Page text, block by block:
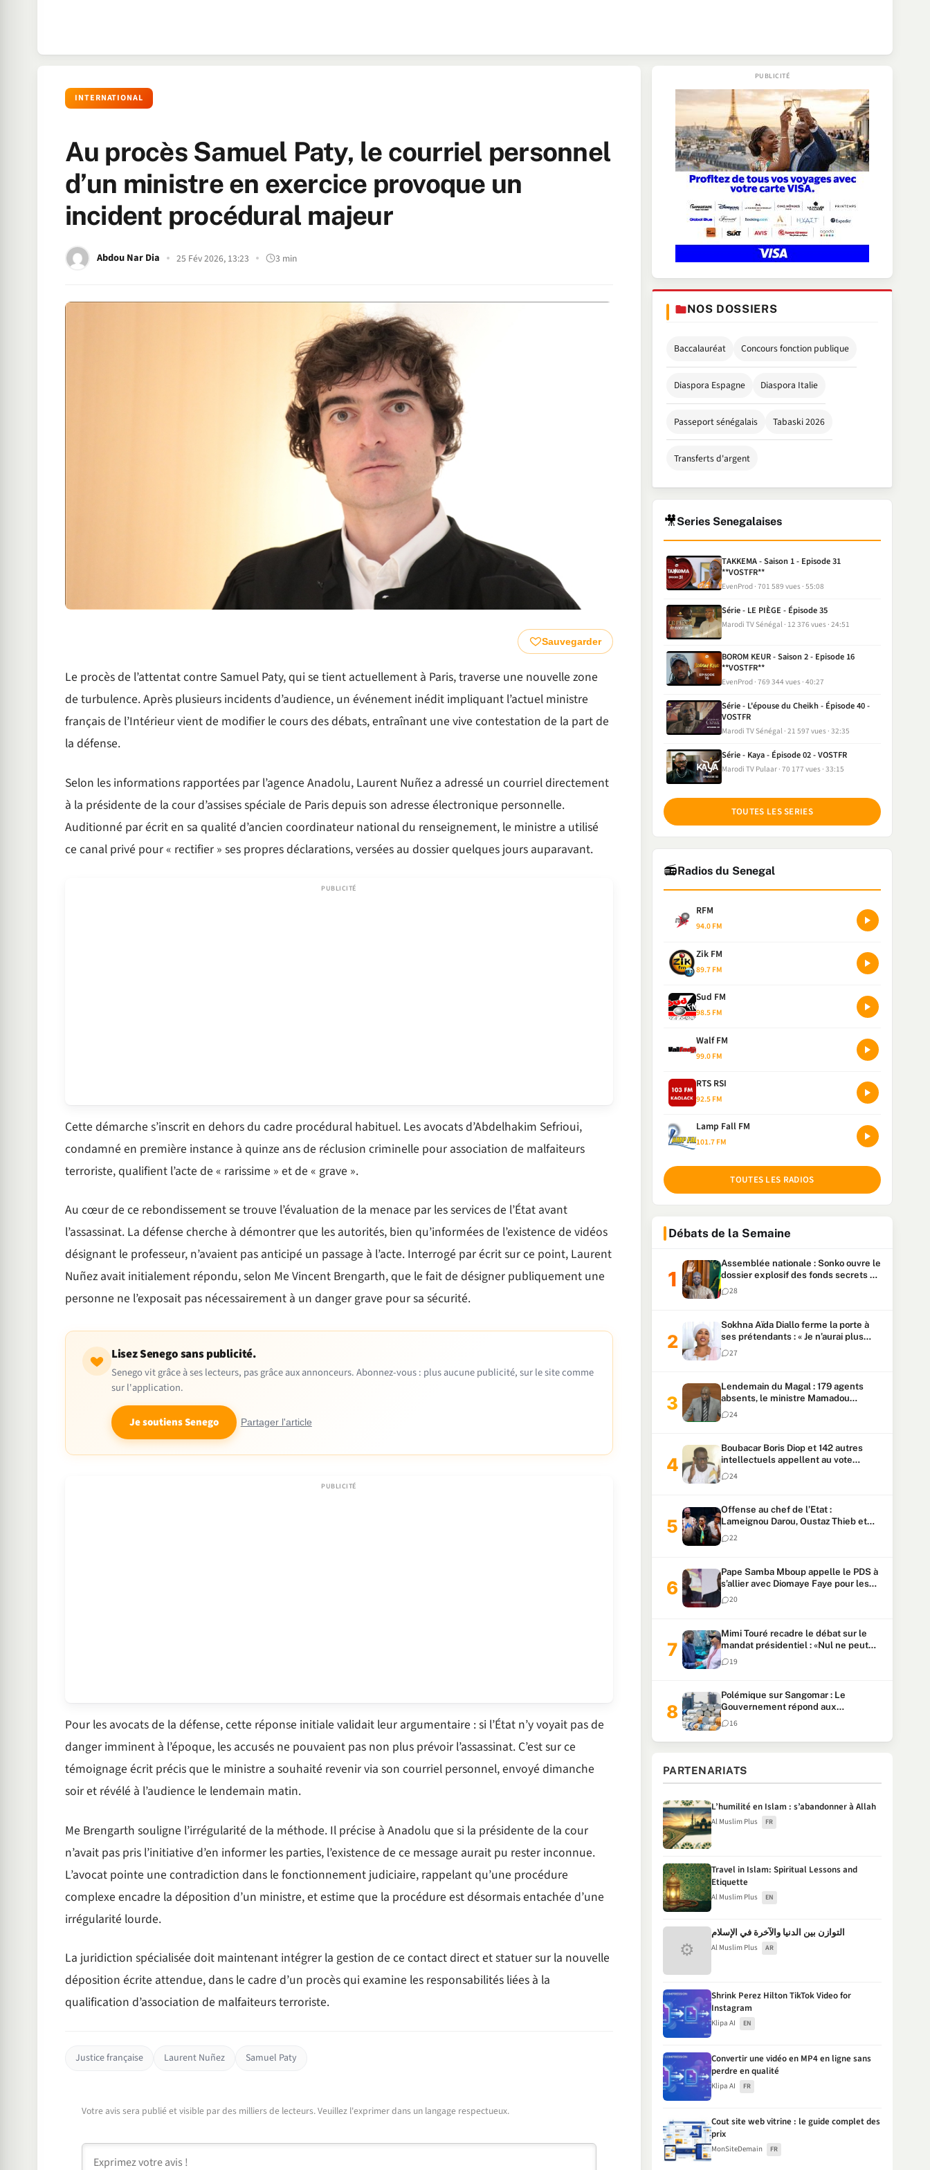
INTERNATIONAL
Au procès Samuel Paty, le courriel personnel
d’un ministre en exercice provoque un
incident procédural majeur
Abdou Nar Dia 25 Fév 2026, 13:23 3 min
Sauvegarder
Le procès de l’attentat contre Samuel Paty, qui se tient actuellement à Paris, traverse une nouvelle zone
de turbulence. Après plusieurs incidents d’audience, un événement inédit impliquant l’actuel ministre
français de l’Intérieur vient de modifier le cours des débats, entraînant une vive contestation de la part de
la défense.
Selon les informations rapportées par l’agence Anadolu, Laurent Nuñez a adressé un courriel directement
à la présidente de la cour d’assises spéciale de Paris depuis son adresse électronique personnelle.
Auditionné par écrit en sa qualité d’ancien coordinateur national du renseignement, le ministre a utilisé
ce canal privé pour « rectifier » ses propres déclarations, versées au dossier quelques jours auparavant.
Cette démarche s’inscrit en dehors du cadre procédural habituel. Les avocats d’Abdelhakim Sefrioui,
condamné en première instance à quinze ans de réclusion criminelle pour association de malfaiteurs
terroriste, qualifient l’acte de « rarissime » et de « grave ».
Au cœur de ce rebondissement se trouve l’évaluation de la menace par les services de l’État avant
l’assassinat. La défense cherche à démontrer que les autorités, bien qu’informées de l’existence de vidéos
désignant le professeur, n’avaient pas anticipé un passage à l’acte. Interrogé par écrit sur ce point, Laurent
Nuñez avait initialement répondu, selon Me Vincent Brengarth, que le fait de désigner publiquement une
personne ne l’exposait pas nécessairement à un danger grave pour sa sécurité.
Lisez Senego sans publicité.
Senego vit grâce à ses lecteurs, pas grâce aux annonceurs. Abonnez-vous : plus aucune publicité, sur le site comme
sur l'application.
Je soutiens Senego Partager l'article
Pour les avocats de la défense, cette réponse initiale validait leur argumentaire : si l’État n’y voyait pas de
danger imminent à l’époque, les accusés ne pouvaient pas non plus prévoir l’assassinat. C’est sur ce
témoignage écrit précis que le ministre a souhaité revenir via son courriel personnel, envoyé dimanche
soir et révélé à l’audience le lendemain matin.
Me Brengarth souligne l’irrégularité de la méthode. Il précise à Anadolu que si la présidente de la cour
n’avait pas pris l’initiative d’en informer les parties, l’existence de ce message aurait pu rester inconnue.
L’avocat pointe une contradiction dans le fonctionnement judiciaire, rappelant qu’une procédure
complexe encadre la déposition d’un ministre, et estime que la procédure est désormais entachée d’une
irrégularité lourde.
La juridiction spécialisée doit maintenant intégrer la gestion de ce contact direct et statuer sur la nouvelle
déposition écrite attendue, dans le cadre d’un procès qui examine les responsabilités liées à la
qualification d’association de malfaiteurs terroriste.
Justice française Laurent Nuñez Samuel Paty
Votre avis sera publié et visible par des milliers de lecteurs. Veuillez l'exprimer dans un langage respectueux.
NOS DOSSIERS
Baccalauréat Concours fonction publique
Diaspora Espagne Diaspora Italie
Passeport sénégalais Tabaski 2026
Transferts d'argent
🎥Series Senegalaises
TAKKEMA - Saison 1 - Episode 31
**VOSTFR**
EvenProd 701 589 vues 55:08
Série - LE PIÈGE - Épisode 35
Marodi TV Sénégal 12 376 vues 24:51
BOROM KEUR - Saison 2 - Episode 16
**VOSTFR**
EvenProd 769 344 vues 40:27
Série - L'épouse du Cheikh - Épisode 40 -
VOSTFR
Marodi TV Sénégal 21 597 vues 32:35
Série - Kaya - Épisode 02 - VOSTFR
Marodi TV Pulaar 70 177 vues 33:15
TOUTES LES SERIES
📻Radios du Senegal
RFM
94.0 FM
Zik FM
89.7 FM
Sud FM
98.5 FM
Walf FM
99.0 FM
RTS RSI
92.5 FM
Lamp Fall FM
101.7 FM
TOUTES LES RADIOS
Débats de la Semaine
Assemblée nationale : Sonko ouvre le
dossier explosif des fonds secrets et
du patrimoine présidentiel
28
Sokhna Aïda Diallo ferme la porte à
ses prétendants : « Je n’aurai plus
jamais un autre mari »
27
Lendemain du Magal : 179 agents
absents, le ministre Mamadou
Lamine Dianté exige des explications
24
Boubacar Boris Diop et 142 autres
intellectuels appellent au vote
urgent de la révision
constitutionnelle
24
Offense au chef de l’Etat :
Lameignou Darou, Oustaz Thieb et
Ndiaye Touba lourdement
condamnés
22
Pape Samba Mboup appelle le PDS à
s’allier avec Diomaye Faye pour les
locales et tacle Sonko
20
Mimi Touré recadre le débat sur le
mandat présidentiel : «Nul ne peut
faire plus de deux mandats
consécutifs de 5 ans»
19
Polémique sur Sangomar : Le
Gouvernement répond aux
accusations et clarifie le partage des
milliards
16
PARTENARIATS
L’humilité en Islam : s’abandonner à Allah
Al Muslim Plus FR
Travel in Islam: Spiritual Lessons and
Etiquette
Al Muslim Plus EN
⚙
التوازن بين الدنيا والآخرة في الإسلام
Al Muslim Plus AR
Shrink Perez Hilton TikTok Video for
Instagram
Klipa AI EN
Convertir une vidéo en MP4 en ligne sans
perdre en qualité
Klipa AI FR
Cout site web vitrine : le guide complet des
prix
MonSiteDemain FR